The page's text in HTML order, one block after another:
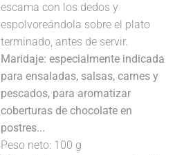
escama con los dedos y
espolvoreándola sobre el plato
terminado, antes de servir.
Maridaje: especialmente indicada
para ensaladas, salsas, carnes y
pescados, para aromatizar
coberturas de chocolate en
postres...
Peso neto: 100 g